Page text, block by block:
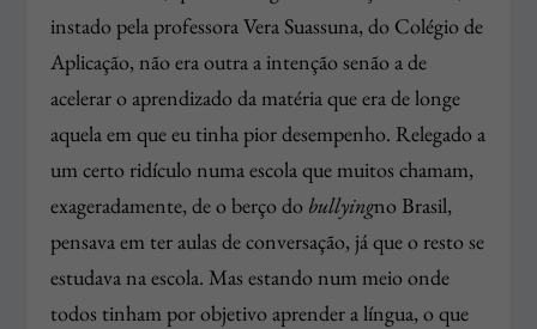
instado pela professora Vera Suassuna, do Colégio de
Aplicação, não era outra a intenção senão a de
acelerar o aprendizado da matéria que era de longe
aquela em que eu tinha pior desempenho. Relegado a
um certo ridículo numa escola que muitos chamam,
exageradamente, de o berço do bullyingno Brasil,
pensava em ter aulas de conversação, já que o resto se
estudava na escola. Mas estando num meio onde
todos tinham por objetivo aprender a língua, o que